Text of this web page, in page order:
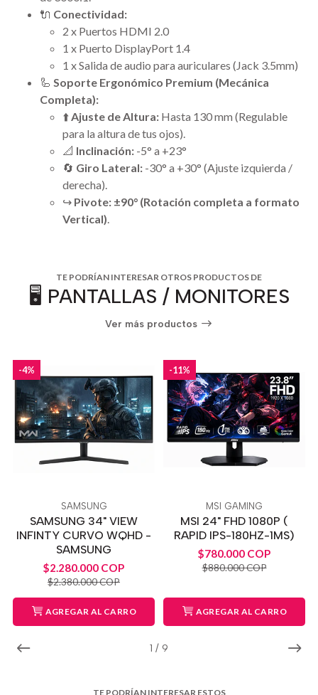
🔌 Conectividad:
2 x Puertos HDMI 2.0
1 x Puerto DisplayPort 1.4
1 x Salida de audio para auriculares (Jack 3.5mm)
🦾 Soporte Ergonómico Premium (Mecánica
Completa):
⬆️Ajuste de Altura: Hasta 130 mm (Regulable
para la altura de tus ojos).
📐 Inclinación: -5° a +23°
🔄 Giro Lateral: -30° a +30° (Ajuste izquierda /
derecha).
↪️ Pivote: ±90° (Rotación completa a formato
Vertical).
TE PODRÍAN INTERESAR OTROS PRODUCTOS DE
🖥️ PANTALLAS / MONITORES
Ver más productos
1 / 9
-4%
SAMSUNG
SAMSUNG 34" VIEW
INFINTY CURVO WQHD -
SAMSUNG
$2.280.000 COP
$2.380.000 COP
AGREGAR AL CARRO
-11%
MSI GAMING
MSI 24" FHD 1080P (
RAPID IPS-180HZ-1MS)
$780.000 COP
$880.000 COP
AGREGAR AL CARRO
TE PODRÍAN INTERESAR ESTOS